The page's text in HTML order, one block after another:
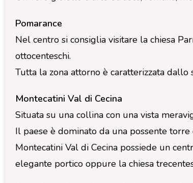
Pomarance
Nel centro si consiglia visitare la chiesa
ottocenteschi.
Tutta la zona attorno è caratterizzata
Montecatini Val di Cecina
Situata su una collina con una vista
Il paese è dominato da una possente
Montecatini Val di Cecina possiede un
elegante portico oppure la chiesa